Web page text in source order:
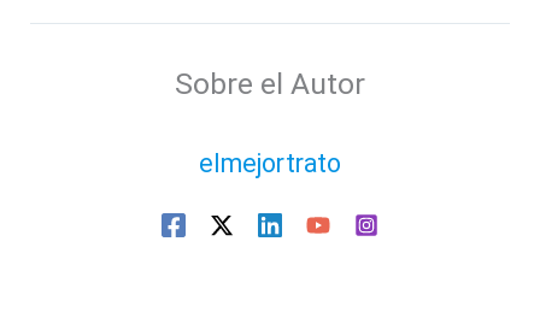
Sobre el Autor
elmejortrato